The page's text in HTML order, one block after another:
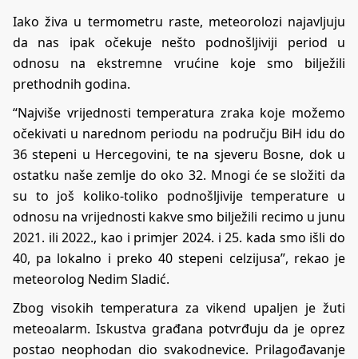
Iako živa u termometru raste, meteorolozi najavljuju
da nas ipak očekuje nešto podnošljiviji period u
odnosu na ekstremne vrućine koje smo bilježili
prethodnih godina.
“Najviše vrijednosti temperatura zraka koje možemo
očekivati u narednom periodu na području BiH idu do
36 stepeni u Hercegovini, te na sjeveru Bosne, dok u
ostatku naše zemlje do oko 32. Mnogi će se složiti da
su to još koliko-toliko podnošljivije temperature u
odnosu na vrijednosti kakve smo bilježili recimo u junu
2021. ili 2022., kao i primjer 2024. i 25. kada smo išli do
40, pa lokalno i preko 40 stepeni celzijusa”, rekao je
meteorolog Nedim Sladić.
Zbog visokih temperatura za vikend upaljen je žuti
meteoalarm. Iskustva građana potvrđuju da je oprez
postao neophodan dio svakodnevice. Prilagođavanje